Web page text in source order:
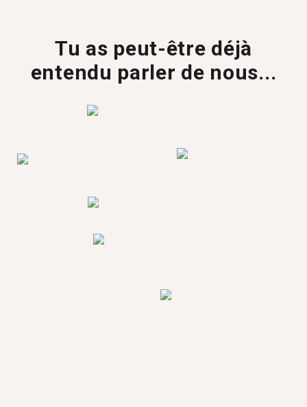
Tu as peut-être déjà
entendu parler de nous...